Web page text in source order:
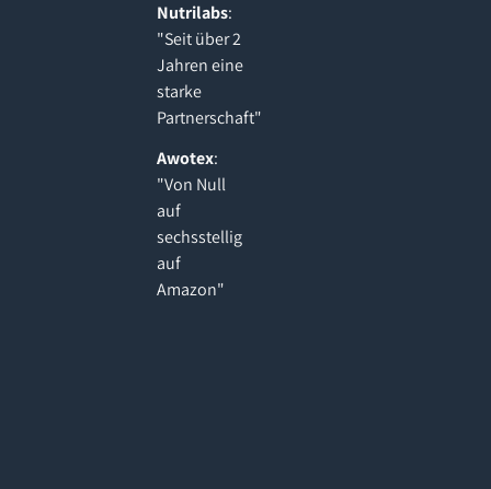
Nutrilabs:
"Seit über 2
Jahren eine
starke
Partnerschaft"
Awotex:
"Von Null
auf
sechsstellig
auf
Amazon"